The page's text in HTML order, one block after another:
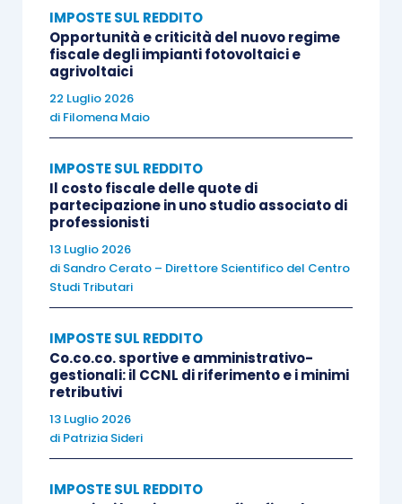
ravvedimento operosoex
D.Lgs. n. 472/1997.
Invece, la dichiarazione presentata oltre i 90
giorni successivi
consideraomessa a tutti gli effetti, ma
costituisce titolo per la riscossione dell’imposta
che risulta dovuta; se la dichiarazione omessa è
presentata entro la dichiarazione successiva e,
comunque, prima dell’inizio di qualunque attività
amministrativa di accertamento di cui il soggetto
con un minimo di 250 euro (cfr.art. 5, comma 1,
D.Lgs. n. 471/1997).
Inoltre, se la dichiarazione omessa è presentata
con ritardo superiore a novanta giorni ma non
oltre i termini previsti per l’accertamento, e
IMPOSTE SUL REDDITO
Opportunità e criticità del nuovo regime
fiscale degli impianti fotovoltaici e
agrivoltaici
22 Luglio 2026
di Filomena Maio
IMPOSTE SUL REDDITO
Il costo fiscale delle quote di
partecipazione in uno studio associato di
professionisti
13 Luglio 2026
di Sandro Cerato – Direttore Scientifico del Centro
Studi Tributari
IMPOSTE SUL REDDITO
Co.co.co. sportive e amministrativo-
gestionali: il CCNL di riferimento e i minimi
retributivi
13 Luglio 2026
di Patrizia Sideri
IMPOSTE SUL REDDITO